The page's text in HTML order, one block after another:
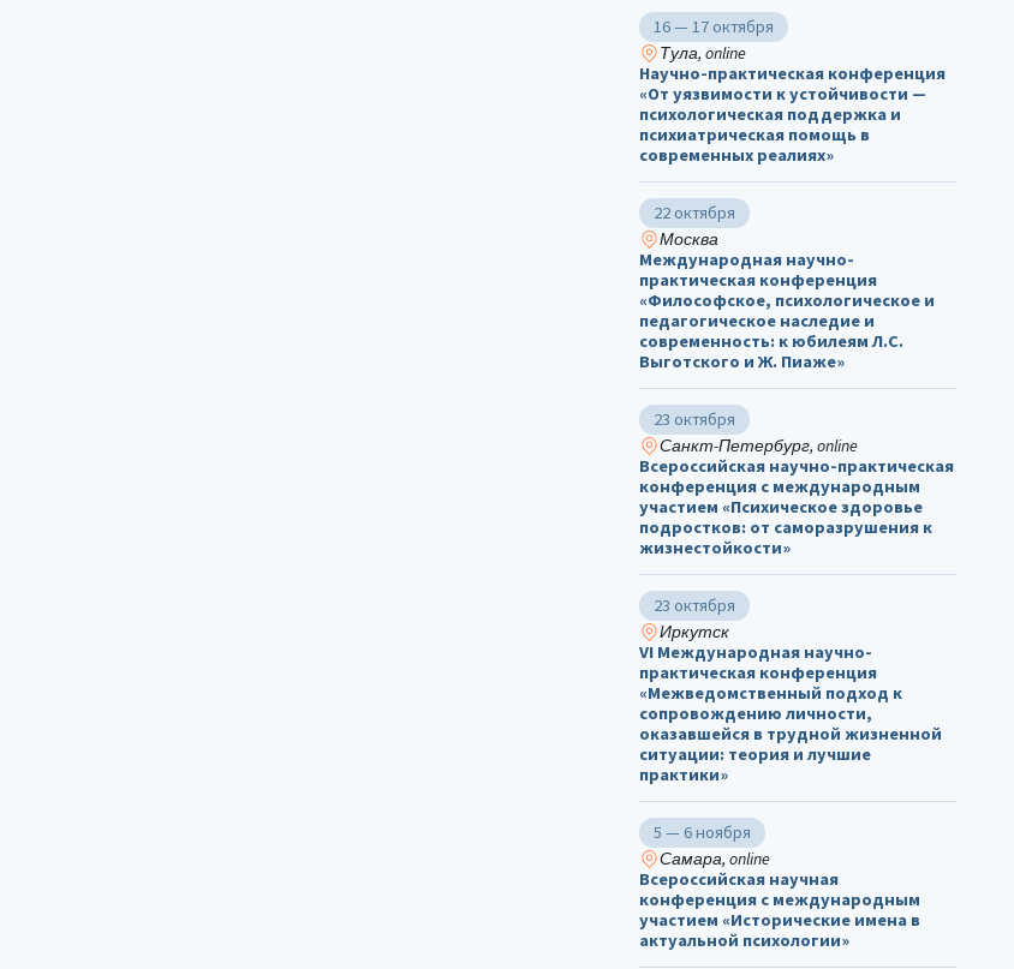
16 — 17 октября
Тула, online
Научно-практическая конференция
«От уязвимости к устойчивости —
психологическая поддержка и
психиатрическая помощь в
современных реалиях»
22 октября
Москва
Международная научно-
практическая конференция
«Философское, психологическое и
педагогическое наследие и
современность: к юбилеям Л.С.
Выготского и Ж. Пиаже»
23 октября
Санкт-Петербург, online
Всероссийская научно-практическая
конференция с международным
участием «Психическое здоровье
подростков: от саморазрушения к
жизнестойкости»
23 октября
Иркутск
VI Международная научно-
практическая конференция
«Межведомственный подход к
сопровождению личности,
оказавшейся в трудной жизненной
ситуации: теория и лучшие
практики»
5 — 6 ноября
Самара, online
Всероссийская научная
конференция с международным
участием «Исторические имена в
актуальной психологии»